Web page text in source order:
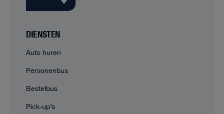
DIENSTEN
Auto huren
Personenbus
Bestelbus
Pick-up’s